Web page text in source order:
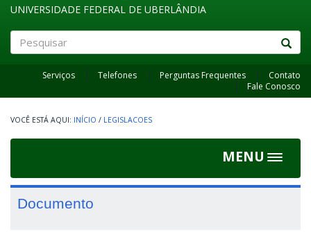
UNIVERSIDADE FEDERAL DE UBERLÂNDIA
Serviços Telefones Perguntas Frequentes
Contato
Fale Conosco
INÍCIO / LEGISLACOES
MENU
Toggle
Documento